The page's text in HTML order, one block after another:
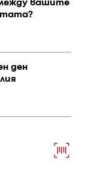
вашите
ден